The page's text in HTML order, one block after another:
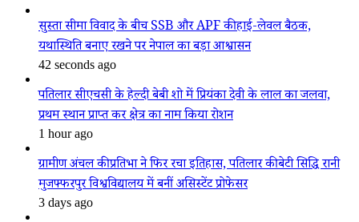
सुस्ता सीमा विवाद के बीच SSB और APF की हाई-लेवल बैठक,
यथास्थिति बनाए रखने पर नेपाल का बड़ा आश्वासन
42 seconds ago
पतिलार सीएचसी के हेल्दी बेबी शो में प्रियंका देवी के लाल का जलवा,
प्रथम स्थान प्राप्त कर क्षेत्र का नाम किया रोशन
1 hour ago
ग्रामीण अंचल की प्रतिभा ने फिर रचा इतिहास, पतिलार की बेटी सिद्धि रानी
मुजफ्फरपुर विश्वविद्यालय में बनीं असिस्टेंट प्रोफेसर
3 days ago